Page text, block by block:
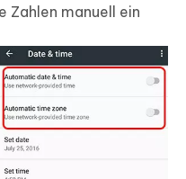
Zahlen manuell ein